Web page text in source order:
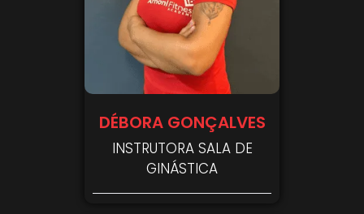
DÉBORA GONÇALVES
INSTRUTORA SALA DE
GINÁSTICA